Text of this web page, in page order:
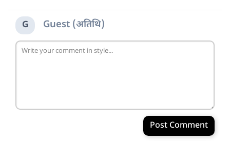
G Guest (अतिथि)
Post Comment